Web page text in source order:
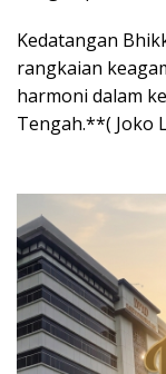
Kedatangan
rangkaian
harmoni dalam
Tengah.**( Joko